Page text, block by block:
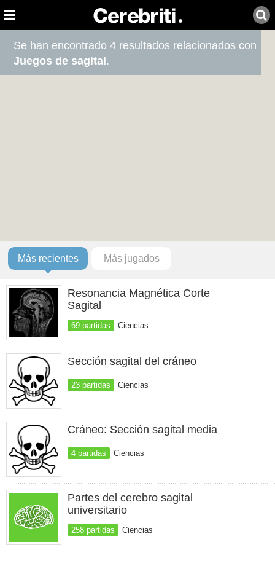
Se han encontrado 4 resultados relacionados con
Juegos de sagital .
Más recientes Más jugados
Resonancia Magnética Corte
Sagital
69 partidas Ciencias
Sección sagital del cráneo
23 partidas Ciencias
Cráneo: Sección sagital media
4 partidas Ciencias
Partes del cerebro sagital
universitario
258 partidas Ciencias